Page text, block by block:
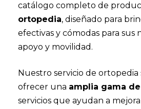
catálogo completo de
ortopedia, diseñado para
efectivas y cómodas para sus
apoyo y movilidad.
Nuestro servicio de ortopedia
ofrecer una amplia gama
servicios que ayudan a